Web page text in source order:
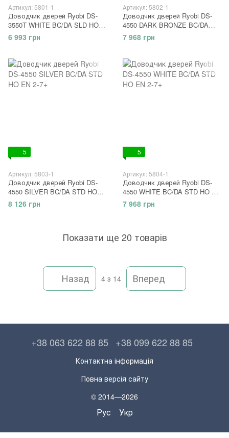
Артикул: 5801-1
Доводчик дверей Ryobi DS-
3550T WHITE BC/DA SLD HO
EN 2-3
6 993 грн
Артикул: 5802-1
Доводчик дверей Ryobi DS-
4550 DARK BRONZE BC/DA
STD HO EN 2-7+
7 968 грн
5
Артикул: 5803-1
Доводчик дверей Ryobi DS-
4550 SILVER BC/DA STD HO
EN 2-7+
8 126 грн
5
Артикул: 5804-1
Доводчик дверей Ryobi DS-
4550 WHITE BC/DA STD HO EN
2-7+
7 968 грн
Показати ще 20 товарів
Назад 4 з 14 Вперед
+38 063 622 88 85 +38 099 622 88 85
Контактна інформація
Повна версія сайту
© 2014—2026
Рус Укр